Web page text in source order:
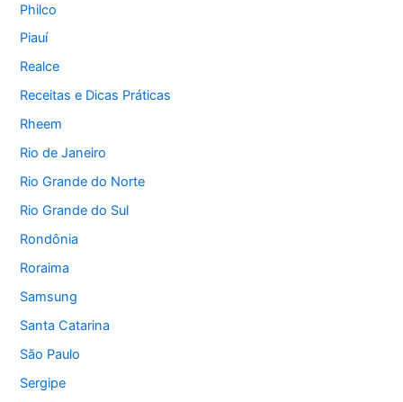
Philco
Piauí
Realce
Receitas e Dicas Práticas
Rheem
Rio de Janeiro
Rio Grande do Norte
Rio Grande do Sul
Rondônia
Roraima
Samsung
Santa Catarina
São Paulo
Sergipe